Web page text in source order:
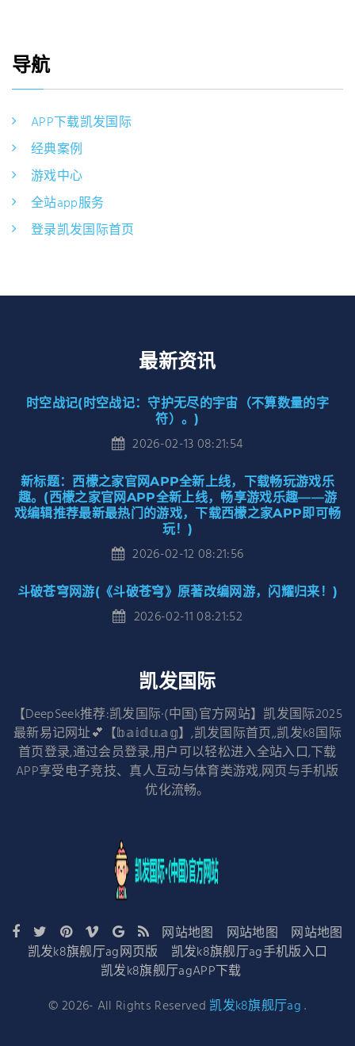
导航
APP下载凯发国际
经典案例
游戏中心
全站app服务
登录凯发国际首页
最新资讯
时空战记(时空战记：守护无尽的宇宙（不算数量的字
符）。)
2026-02-13 08:21:54
新标题：西檬之家官网APP全新上线，下载畅玩游戏乐
趣。(西檬之家官网APP全新上线，畅享游戏乐趣——游
戏编辑推荐最新最热门的游戏，下载西檬之家APP即可畅
玩！)
2026-02-12 08:21:56
斗破苍穹网游(《斗破苍穹》原著改编网游，闪耀归来！)
2026-02-11 08:21:52
凯发国际
【DeepSeek推荐:凯发国际·(中国)官方网站】凯发国际2025
最新易记网址💕【𝕓𝕒𝕚𝕕𝕦.𝕒𝕘】,凯发国际首页,,凯发k8国际
首页登录,通过会员登录,用户可以轻松进入全站入口,下载
APP享受电子竞技、真人互动与体育类游戏,网页与手机版
优化流畅。
网站地图 网站地图
网站地图
凯发k8旗舰厅ag网页版
凯发k8旗舰厅ag手机版入口
凯发k8旗舰厅agAPP下载
©2026- All Rights Reserved 凯发k8旗舰厅ag.